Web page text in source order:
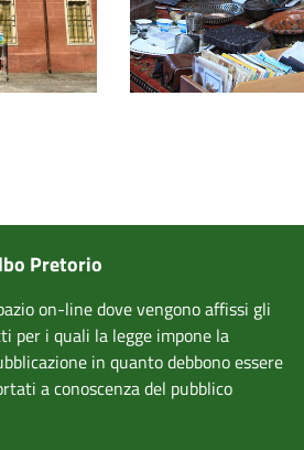
Pretorio
on-line dove vengono affissi gli
per i quali la legge impone la
in quanto debbono essere
a conoscenza del pubblico